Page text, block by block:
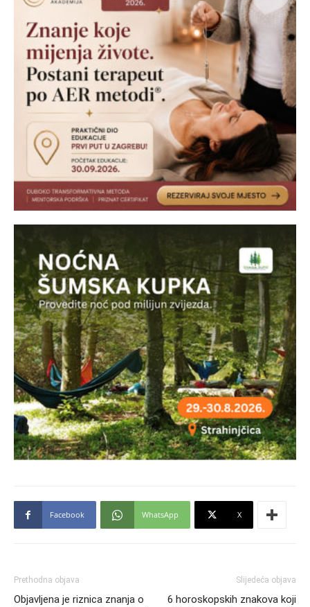
Facebook WhatsApp X
Prethodna objava
Objavljena je riznica znanja o
Slijedeća objava
6 horoskopskih znakova koji